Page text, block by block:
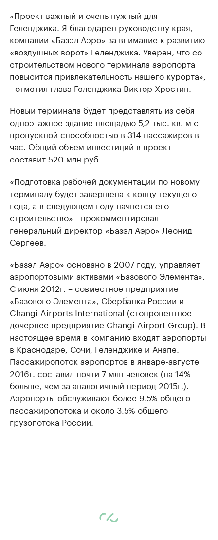
«Проект важный и очень нужный для
Геленджика. Я благодарен руководству края,
компании «Базэл Аэро» за внимание к развитию
«воздушных ворот» Геленджика. Уверен, что со
строительством нового терминала аэропорта
повысится привлекательность нашего курорта»,
- отметил глава Геленджика Виктор Хрестин.
Новый терминала будет представлять из себя
одноэтажное здание площадью 5,2 тыс. кв. м с
пропускной способностью в 314 пассажиров в
час. Общий объем инвестиций в проект
составит 520 млн руб.
«Подготовка рабочей документации по новому
терминалу будет завершена к концу текущего
года, а в следующем году начнется его
строительство» - прокомментировал
генеральный директор «Базэл Аэро» Леонид
Сергеев.
«Базэл Аэро» основано в 2007 году, управляет
аэропортовыми активами «Базового Элемента».
С июня 2012г. – совместное предприятие
«Базового Элемента», Сбербанка России и
Changi Airports International (стопроцентное
дочернее предприятие Changi Airport Group). В
настоящее время в компанию входят аэропорты
в Краснодаре, Сочи, Геленджике и Анапе.
Пассажиропоток аэропортов в январе-августе
2016г. составил почти 7 млн человек (на 14%
больше, чем за аналогичный период 2015г.).
Аэропорты обслуживают более 9,5% общего
пассажиропотока и около 3,5% общего
грузопотока России.